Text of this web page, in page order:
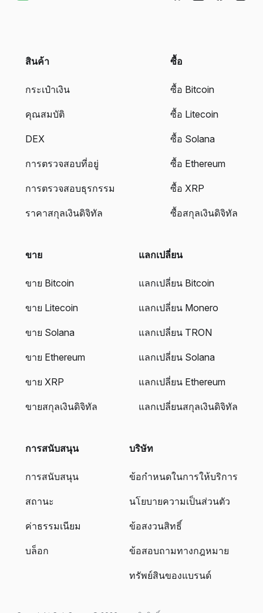
สินค้า
กระเป๋าเงิน
คุณสมบัติ
DEX
การตรวจสอบที่อยู่
การตรวจสอบธุรกรรม
ราคาสกุลเงินดิจิทัล
ซื้อ
ซื้อ Bitcoin
ซื้อ Litecoin
ซื้อ Solana
ซื้อ Ethereum
ซื้อ XRP
ซื้อสกุลเงินดิจิทัล
ขาย
ขาย Bitcoin
ขาย Litecoin
ขาย Solana
ขาย Ethereum
ขาย XRP
ขายสกุลเงินดิจิทัล
แลกเปลี่ยน
แลกเปลี่ยน Bitcoin
แลกเปลี่ยน Monero
แลกเปลี่ยน TRON
แลกเปลี่ยน Solana
แลกเปลี่ยน Ethereum
แลกเปลี่ยนสกุลเงินดิจิทัล
การสนับสนุน
การสนับสนุน
สถานะ
ค่าธรรมเนียม
บล็อก
บริษัท
ข้อกำหนดในการให้บริการ
นโยบายความเป็นส่วนตัว
ข้อสงวนสิทธิ์
ข้อสอบถามทางกฎหมาย
ทรัพย์สินของแบรนด์